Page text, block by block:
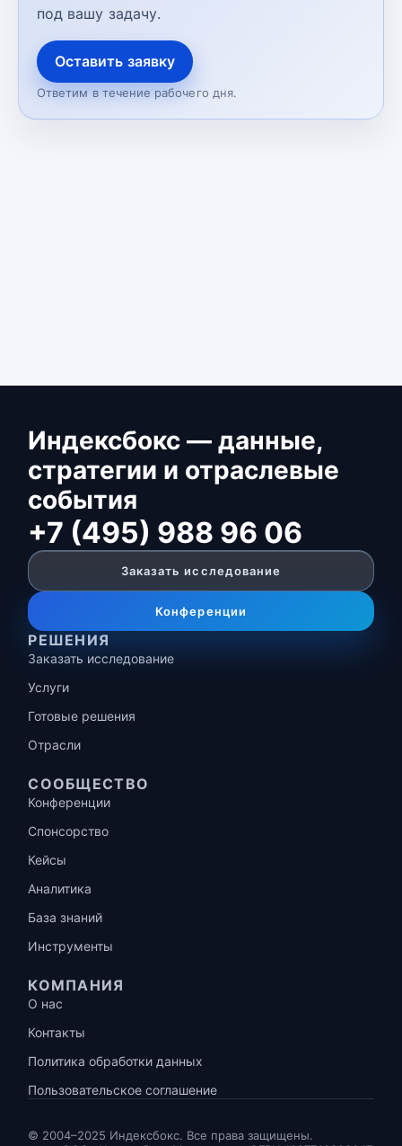
под вашу задачу.
Оставить заявку
Ответим в течение рабочего дня.
Индексбокс — данные,
стратегии и отраслевые
события
+7 (495) 988 96 06
Заказать исследование
Конференции
РЕШЕНИЯ
Заказать исследование
Услуги
Готовые решения
Отрасли
СООБЩЕСТВО
Конференции
Спонсорство
Кейсы
Аналитика
База знаний
Инструменты
КОМПАНИЯ
О нас
Контакты
Политика обработки данных
Пользовательское соглашение
© 2004–2025 Индексбокс. Все права защищены.